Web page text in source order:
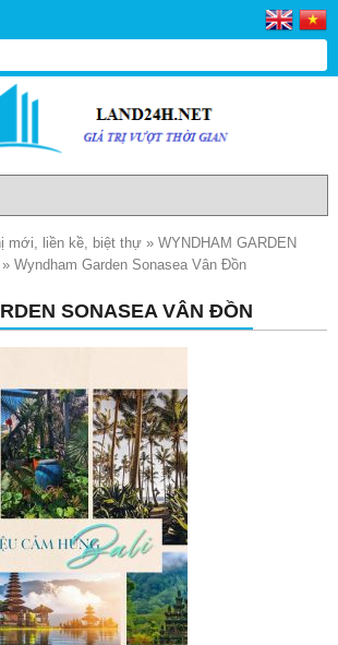
mới, liền kề, biệt thự » WYNDHAM GARDEN
» Wyndham Garden Sonasea Vân Đồn
SONASEA VÂN ĐỒN